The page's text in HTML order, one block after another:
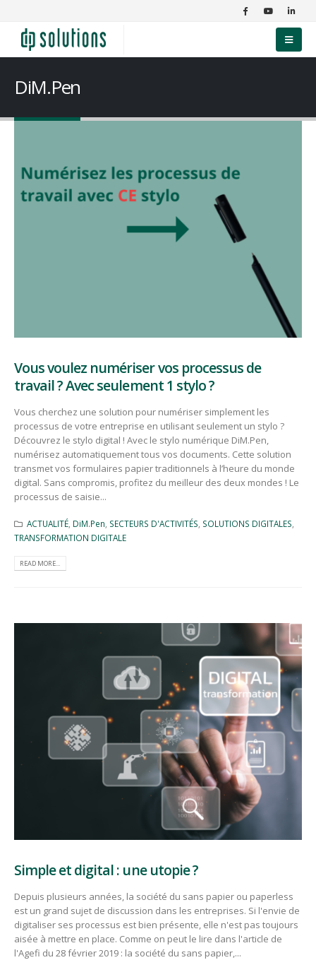
DiM.Pen
Vous voulez numériser vos processus de
travail ? Avec seulement 1 stylo ?
Vous cherchez une solution pour numériser simplement les
processus de votre entreprise en utilisant seulement un stylo ?
Découvrez le stylo digital ! Avec le stylo numérique DiM.Pen,
numérisez automatiquement tous vos documents. Cette solution
transmet vos formulaires papier traditionnels à l’heure du monde
digital. Sans compromis, profitez du meilleur des deux mondes ! Le
processus de saisie...
ACTUALITÉ, DiM.Pen SECTEURS D'ACTIVITÉS SOLUTIONS DIGITALES
TRANSFORMATION DIGITALE
READ MORE...
Simple et digital : une utopie ?
Depuis plusieurs années, la société du sans papier ou paperless
est un grand sujet de discussion dans les entreprises. Si l'envie de
digitaliser ses processus est bien présente, elle n'est pas toujours
aisée à mettre en place. Comme on peut le lire dans l'article de
l'Agefi du 28 février 2019 : la société du sans papier,...